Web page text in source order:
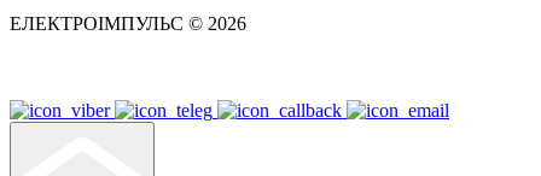
ЕЛЕКТРОІМПУЛЬС © 2026